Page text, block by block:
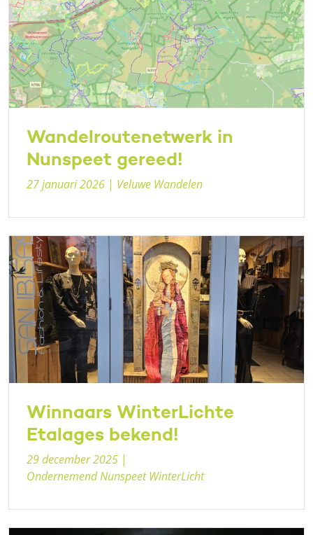
Wandelroutenetwerk in
Nunspeet gereed!
27 januari 2026 | Veluwe Wandelen
Winnaars WinterLichte
Etalages bekend!
29 december 2025 |
Ondernemend Nunspeet WinterLicht